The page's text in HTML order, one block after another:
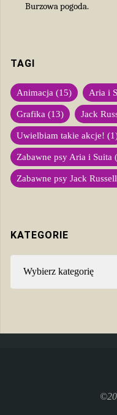
Burzowa pogoda.
TAGI
Animacja (15) Aria i
Grafika (13) Jack
Uwielbiam takie akcje!
Zabawne psy Aria i Suita
Zabawne psy Jack
KATEGORIE